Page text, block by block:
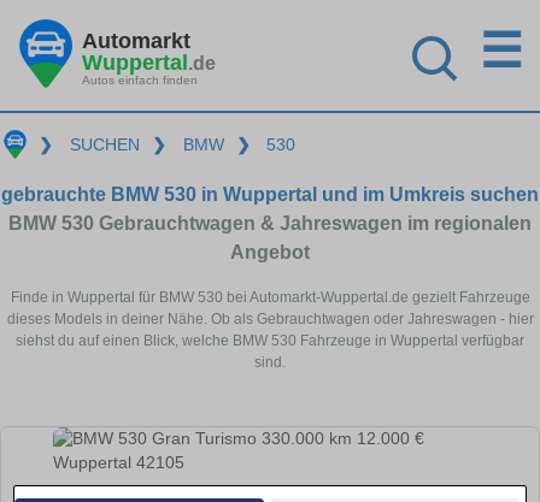
Automarkt
Wuppertal.de
Autos einfach finden
☰
❯ SUCHEN ❯ BMW ❯ 530
gebrauchte BMW 530 in Wuppertal und im Umkreis suchen
BMW 530 Gebrauchtwagen & Jahreswagen im regionalen
Angebot
Finde in Wuppertal für BMW 530 bei Automarkt-Wuppertal.de gezielt Fahrzeuge
dieses Models in deiner Nähe. Ob als Gebrauchtwagen oder Jahreswagen - hier
siehst du auf einen Blick, welche BMW 530 Fahrzeuge in Wuppertal verfügbar
sind.